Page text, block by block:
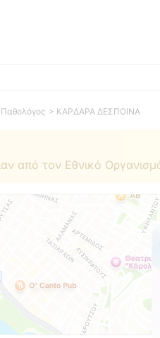
> ΚΑΡΔΑΡΑ ΔΕΣΠΟΙΝΑ
από τον Εθνικό